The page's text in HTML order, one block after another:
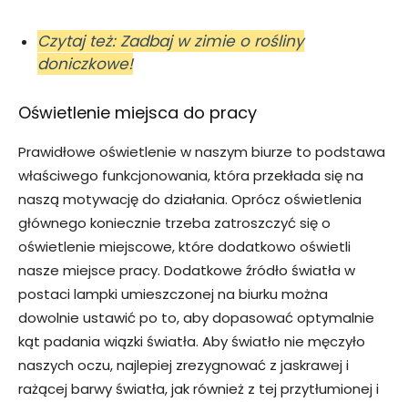
Czytaj też: Zadbaj w zimie o rośliny
doniczkowe!
Oświetlenie miejsca do pracy
Prawidłowe oświetlenie w naszym biurze to podstawa
właściwego funkcjonowania, która przekłada się na
naszą motywację do działania. Oprócz oświetlenia
głównego koniecznie trzeba zatroszczyć się o
oświetlenie miejscowe, które dodatkowo oświetli
nasze miejsce pracy. Dodatkowe źródło światła w
postaci lampki umieszczonej na biurku można
dowolnie ustawić po to, aby dopasować optymalnie
kąt padania wiązki światła. Aby światło nie męczyło
naszych oczu, najlepiej zrezygnować z jaskrawej i
rażącej barwy światła, jak również z tej przytłumionej i